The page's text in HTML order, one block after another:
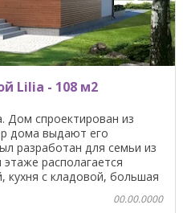
Lilia - 108 м2
Дом спроектирован из
дома выдают его
разработан для семьи из
располагается
кухня с кладовой, большая
00.00.0000